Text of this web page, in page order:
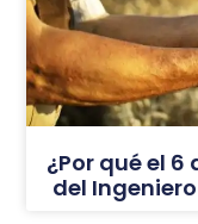
¿Por qué el
del